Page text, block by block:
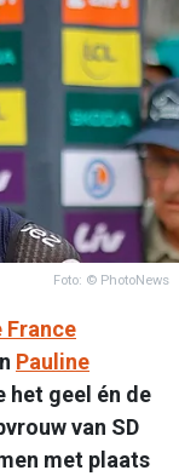
Foto: © PhotoNews
France
Pauline
het geel én de
van SD
met plaats